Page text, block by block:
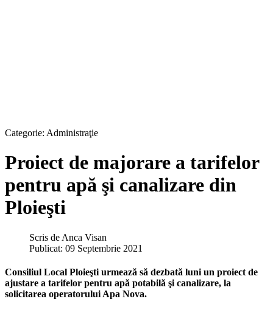
Categorie: Administraţie
Proiect de majorare a tarifelor
pentru apă şi canalizare din
Ploieşti
Scris de Anca Visan
Publicat: 09 Septembrie 2021
Consiliul Local Ploieşti urmează să dezbată luni un proiect de
ajustare a tarifelor pentru apă potabilă şi canalizare, la
solicitarea operatorului Apa Nova.